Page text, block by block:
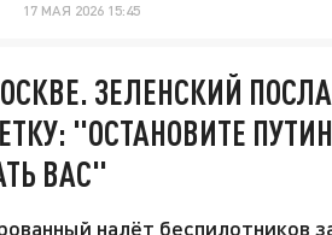
17 МАЯ 2026 15:45
ЗЕЛЕНСКИЙ
"ОСТАНОВИТЕ
ВАС"
налёт беспилотников